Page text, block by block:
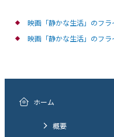
映画「静かな生活」のフラ
映画「静かな生活」のフラ
ホーム
概要